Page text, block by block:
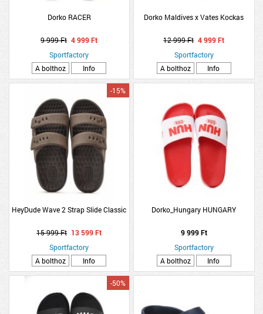
Dorko RACER
9 999 Ft 4 999 Ft
Sportfactory
A bolthoz
Info
Dorko Maldives x Vates Kockas
12 999 Ft 4 999 Ft
Sportfactory
A bolthoz
Info
HeyDude Wave 2 Strap Slide Classic
-15%
15 999 Ft 13 599 Ft
Sportfactory
A bolthoz
Info
Dorko_Hungary HUNGARY
9 999 Ft
Sportfactory
A bolthoz
Info
-50%